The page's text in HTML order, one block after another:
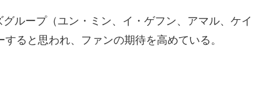
ループ（ユン・ミン、イ・ゲフン、アマル、ケイ
ると思われ、ファンの期待を高めている。